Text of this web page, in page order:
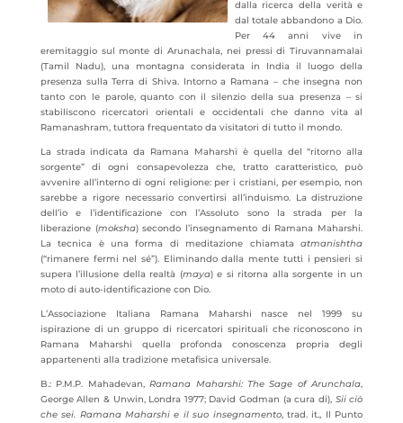
dalla ricerca della verità e
dal totale abbandono a Dio.
Per 44 anni vive in
eremitaggio sul monte di Arunachala, nei pressi di Tiruvannamalai
(Tamil Nadu), una montagna considerata in India il luogo della
presenza sulla Terra di Shiva. Intorno a Ramana – che insegna non
tanto con le parole, quanto con il silenzio della sua presenza – si
stabiliscono ricercatori orientali e occidentali che danno vita al
Ramanashram, tuttora frequentato da visitatori di tutto il mondo.
La strada indicata da Ramana Maharshi è quella del “ritorno alla
sorgente” di ogni consapevolezza che, tratto caratteristico, può
avvenire all’interno di ogni religione: per i cristiani, per esempio, non
sarebbe a rigore necessario convertirsi all’induismo. La distruzione
dell’io e l’identificazione con l’Assoluto sono la strada per la
liberazione (moksha) secondo l’insegnamento di Ramana Maharshi.
La tecnica è una forma di meditazione chiamataatmanishtha
(“rimanere fermi nel sé”). Eliminando dalla mente tutti i pensieri si
supera l’illusione della realtà (maya) e si ritorna alla sorgente in un
moto di auto-identificazione con Dio.
L’Associazione Italiana Ramana Maharshi nasce nel 1999 su
ispirazione di un gruppo di ricercatori spirituali che riconoscono in
Ramana Maharshi quella profonda conoscenza propria degli
appartenenti alla tradizione metafisica universale.
B.: P.M.P. Mahadevan,Ramana Maharshi: The Sage of Arunchala,
George Allen & Unwin, Londra 1977; David Godman (a cura di), Sii ciò
che sei. Ramana Maharshi e il suo insegnamento, trad. it., Il Punto